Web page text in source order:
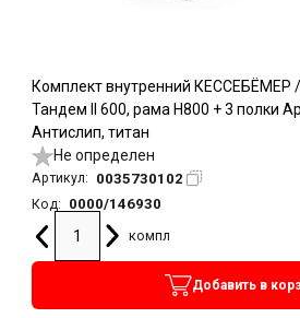
Комплект внутренний КЕССЕБЁМЕР /
Тандем II 600, рама H800 + 3 полки
Антислип, титан
Не определен
Артикул: 0035730102
Код:
0000/146930
компл
Добавить в